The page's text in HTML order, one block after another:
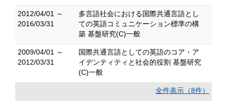
2012/04/01 ～
2016/03/31
多言語社会における国際共通言語とし
ての英語コミュニケーション標準の構
築 基盤研究(C)一般
2009/04/01 ～
2012/03/31
国際共通言語としての英語のコア・ア
イデンティティと社会的役割 基盤研究
(C)一般
全件表示（8件）